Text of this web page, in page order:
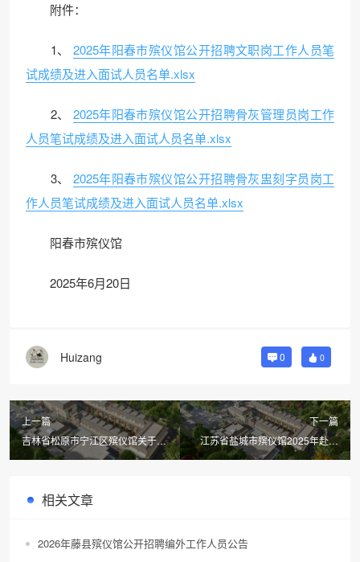
附件：
1、
2025年阳春市殡仪馆公开招聘文职岗工作人员笔
试成绩及进入面试人员名单.xlsx
2、
2025年阳春市殡仪馆公开招聘骨灰管理员岗工作
人员笔试成绩及进入面试人员名单.xlsx
3、
2025年阳春市殡仪馆公开招聘骨灰盅刻字员岗工
作人员笔试成绩及进入面试人员名单.xlsx
阳春市殡仪馆
2025年6月20日
Huizang 0 0
上一篇
吉林省松原市宁江区殡仪馆关于增
设接运遗体热线的公告
下一篇
江苏省盐城市殡仪馆2025年赴专
业院校公开招聘事业单位人员公告
相关文章
2026年藤县殡仪馆公开招聘编外工作人员公告